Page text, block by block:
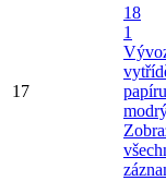
17
18
1